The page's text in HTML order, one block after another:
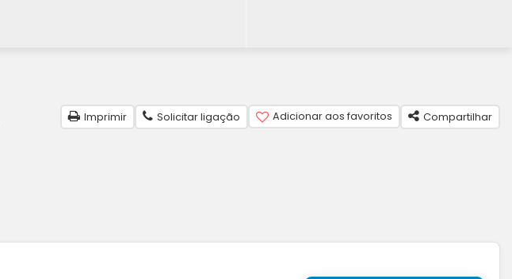
Imprimir Solicitar ligação Adicionar aos favoritos Compartilhar